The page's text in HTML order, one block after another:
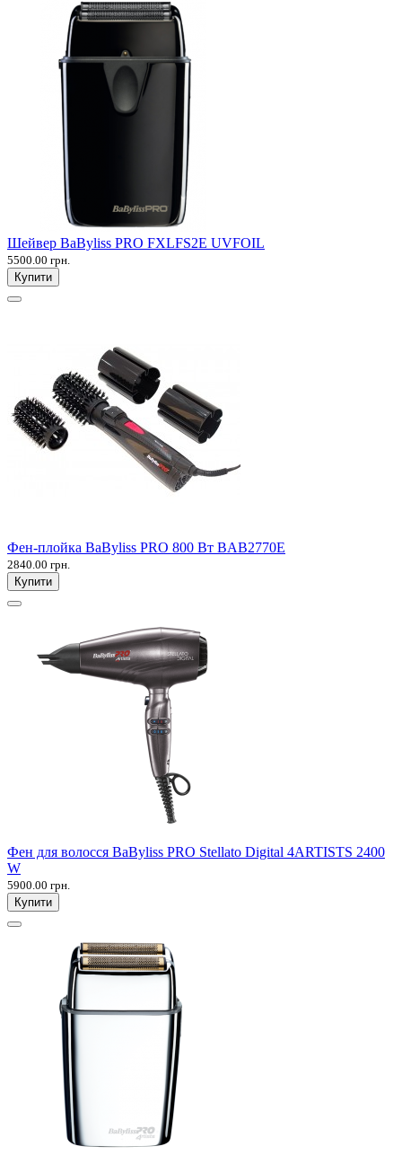
Шейвер BaByliss PRO FXLFS2E UVFOIL
5500.00 грн.
Купити
Фен-плойка BaByliss PRO 800 Вт BAB2770E
2840.00 грн.
Купити
Фен для волосся BaByliss PRO Stellato Digital 4ARTISTS 2400
W
5900.00 грн.
Купити